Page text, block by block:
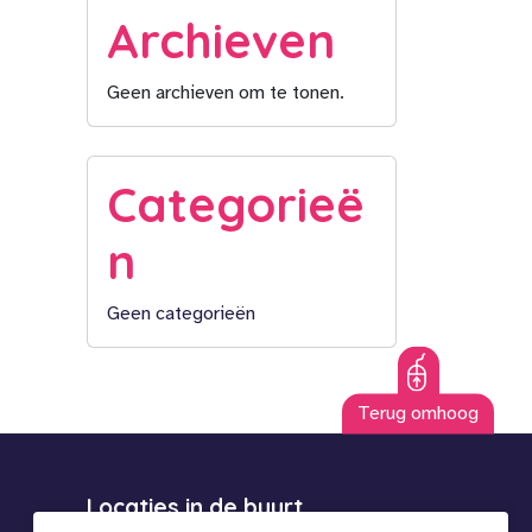
Archieven
Geen archieven om te tonen.
Categorieë
n
Geen categorieën
Terug omhoog
Locaties in de buurt